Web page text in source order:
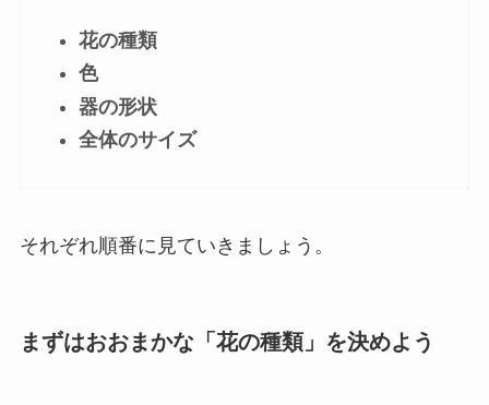
花の種類
色
器の形状
全体のサイズ
それぞれ順番に見ていきましょう。
まずはおおまかな「花の種類」を決めよう